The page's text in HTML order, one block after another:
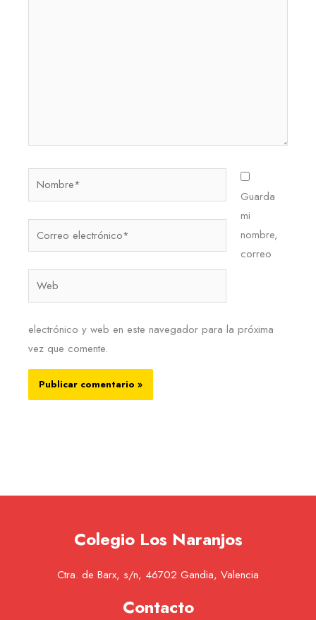
Nombre*
Guarda
mi
nombre,
correo
electrónico y web en este navegador para la próxima
vez que comente.
Colegio Los Naranjos
Ctra. de Barx, s/n, 46702 Gandia, Valencia
Contacto